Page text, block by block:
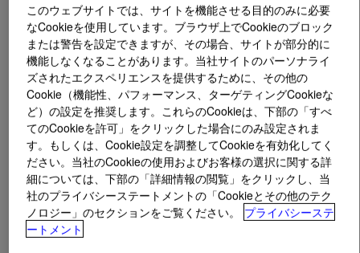
とは CARBOWAX™ SENTRY™ Polyethylene Glycol
400 NF, Macrogol 400 Ph. Eur.?
It is a water-soluble linear polymer with an average
このウェブサイトでは、サイトを機能させる目的のみに必要
なCookieを使用しています。ブラウザ上でCookieのブロック
または警告を設定できますが、その場合、サイトが部分的に
機能しなくなることがあります。当社サイトのパーソナライ
ズされたエクスペリエンスを提供するために、その他の
Cookie（機能性、パフォーマンス、ターゲティングCookieな
ど）の設定を推奨します。これらのCookieは、下部の「すべ
てのCookieを許可」をクリックした場合にのみ設定されま
す。もしくは、Cookie設定を調整してCookieを有効化してく
ださい。当社のCookieの使用およびお客様の選択に関する詳
細については、下部の「詳細情報の閲覧」をクリックし、当
社のプライバシーステートメントの「Cookieとその他のテク
ノロジー」のセクションをご覧ください。
プライバシーステ
ートメント